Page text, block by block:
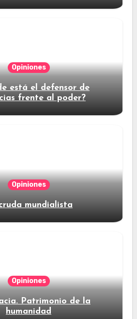
Opiniones
está el defensor de
frente al poder?
Opiniones
mundialista
Opiniones
Patrimonio de la
humanidad